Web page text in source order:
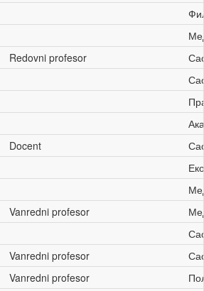
Redovni profesor
Docent
Vanredni profesor
Vanredni profesor
Vanredni profesor